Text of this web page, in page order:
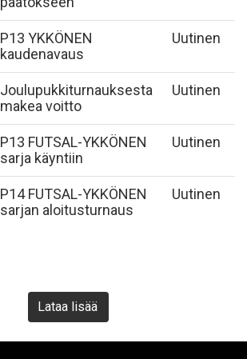
P13 YKKÖNEN
kaudenavaus
Uutinen
Joulupukkiturnauksesta
makea voitto
Uutinen
P13 FUTSAL-YKKÖNEN
sarja käyntiin
Uutinen
P14 FUTSAL-YKKÖNEN
sarjan aloitusturnaus
Uutinen
Lataa lisää